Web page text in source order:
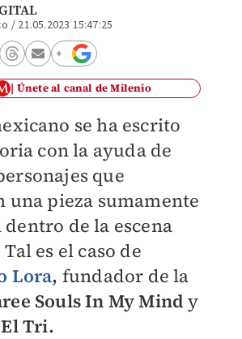
/ 21.05.2023 15:47:25
Únete al canal de Milenio
se ha escrito
con la ayuda de
que
una pieza sumamente
dentro de la escena
es el caso de
Lora, fundador de la
Souls In My Mindy
El Tri.